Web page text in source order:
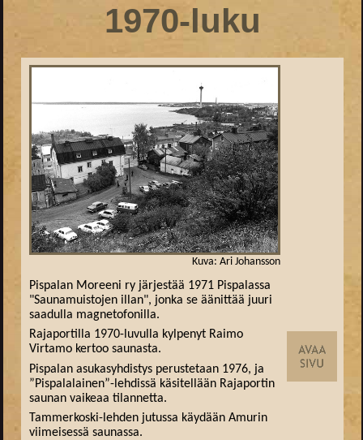
1970-luku
Kuva: Ari Johansson
Pispalan Moreeni ry järjestää 1971 Pispalassa
"Saunamuistojen illan", jonka se äänittää juuri
saadulla magnetofonilla.
Rajaportilla 1970-luvulla kylpenyt Raimo
Virtamo kertoo saunasta.
Pispalan asukasyhdistys perustetaan 1976, ja
”Pispalalainen”-lehdissä käsitellään Rajaportin
saunan vaikeaa tilannetta.
Tammerkoski-lehden jutussa käydään Amurin
viimeisessä saunassa.